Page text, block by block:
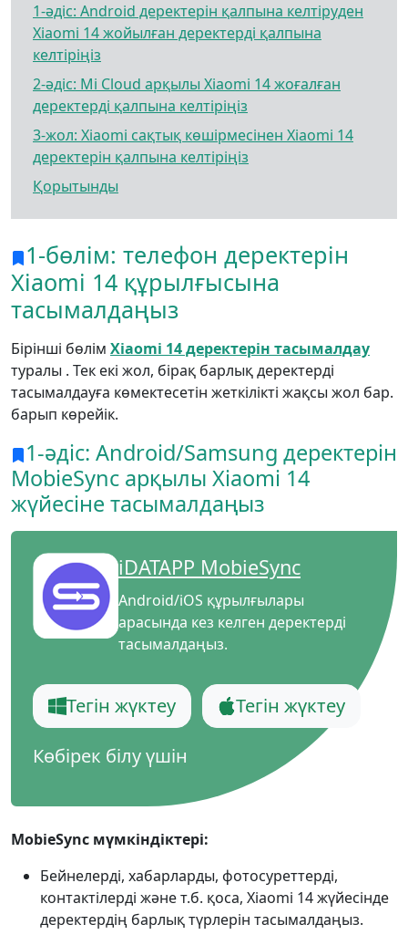
1-әдіс: Android деректерін қалпына келтіруден
Xiaomi 14 жойылған деректерді қалпына
келтіріңіз
2-әдіс: Mi Cloud арқылы Xiaomi 14 жоғалған
деректерді қалпына келтіріңіз
3-жол: Xiaomi сақтық көшірмесінен Xiaomi 14
деректерін қалпына келтіріңіз
Қорытынды
1-бөлім: телефон деректерін
Xiaomi 14 құрылғысына
тасымалдаңыз
Бірінші бөлім Xiaomi 14 деректерін тасымалдау
туралы . Тек екі жол, бірақ барлық деректерді
тасымалдауға көмектесетін жеткілікті жақсы жол бар.
барып көрейік.
1-әдіс: Android/Samsung деректерін
MobieSync арқылы Xiaomi 14
жүйесіне тасымалдаңыз
iDATAPP MobieSync
Android/iOS құрылғылары
арасында кез келген деректерді
тасымалдаңыз.
Тегін жүктеу Тегін жүктеу
Көбірек білу үшін
MobieSync мүмкіндіктері:
Бейнелерді, хабарларды, фотосуреттерді,
контактілерді және т.б. қоса, Xiaomi 14 жүйесінде
деректердің барлық түрлерін тасымалдаңыз.